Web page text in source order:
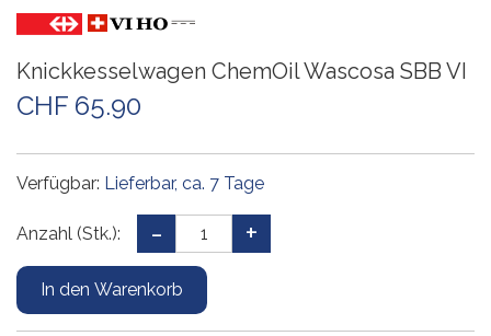
Knickkesselwagen ChemOil Wascosa SBB VI
CHF 65.90
Verfügbar: Lieferbar, ca. 7 Tage
Anzahl (Stk.):